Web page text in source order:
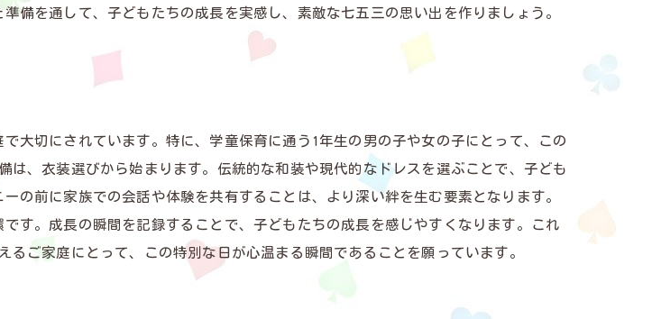
備を通して、子どもたちの成長を実感し、素敵な七五三の思い出を作りましょう。
大切にされています。特に、学童保育に通う1年生の男の子や女の子にとって、この
、衣装選びから始まります。伝統的な和装や現代的なドレスを選ぶことで、子ども
の前に家族での会話や体験を共有することは、より深い絆を生む要素となります。
す。成長の瞬間を記録することで、子どもたちの成長を感じやすくなります。これ
ご家庭にとって、この特別な日が心温まる瞬間であることを願っています。